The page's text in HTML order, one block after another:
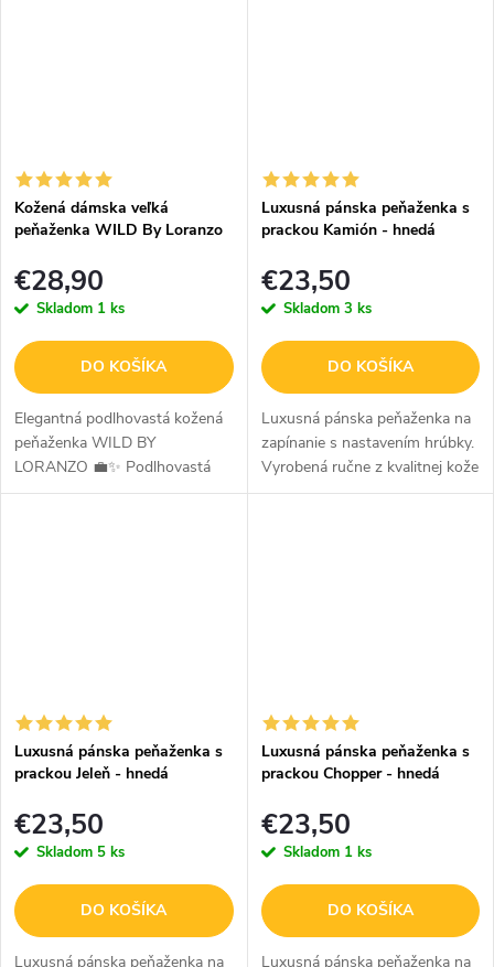
Kožená dámska veľká
peňaženka WILD By Loranzo
€28,90
Skladom 1 ks
DO KOŠÍKA
Elegantná podlhovastá kožená
peňaženka WILD BY
LORANZO 💼✨ Podlhovastá
kožená peňaženka WILD BY
Luxusná pánska peňaženka s
prackou Kamión - hnedá
€23,50
Skladom 3 ks
DO KOŠÍKA
Luxusná pánska peňaženka na
zapínanie s nastavením hrúbky.
Vyrobená ručne z kvalitnej kože
v hnedej farbe so
Luxusná pánska peňaženka s
prackou Jeleň - hnedá
€23,50
Skladom 5 ks
DO KOŠÍKA
Luxusná pánska peňaženka na
Luxusná pánska peňaženka s
prackou Chopper - hnedá
€23,50
Skladom 1 ks
DO KOŠÍKA
Luxusná pánska peňaženka na